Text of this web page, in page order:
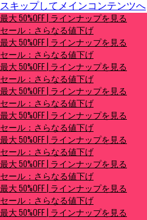
スキップしてメインコンテンツへ
最大 50%OFF | ラインナップを見る
セール：さらなる値下げ
最大 50%OFF | ラインナップを見る
セール：さらなる値下げ
最大 50%OFF | ラインナップを見る
セール：さらなる値下げ
最大 50%OFF | ラインナップを見る
セール：さらなる値下げ
最大 50%OFF | ラインナップを見る
セール：さらなる値下げ
最大 50%OFF | ラインナップを見る
セール：さらなる値下げ
最大 50%OFF | ラインナップを見る
セール：さらなる値下げ
最大 50%OFF | ラインナップを見る
セール：さらなる値下げ
最大 50%OFF | ラインナップを見る
セール：さらなる値下げ
最大 50%OFF | ラインナップを見る